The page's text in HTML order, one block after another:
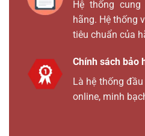
Hệ thống
hãng. Hệ thống
tiêu chuẩn của
Chính sách bảo
Là hệ thống
online, minh